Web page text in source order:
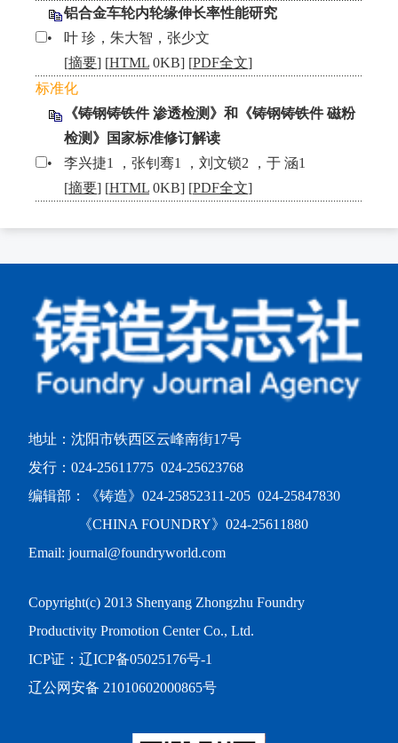
铝合金车轮内轮缘伸长率性能研究
•
叶 珍，朱大智，张少文
[摘要] [HTML 0KB] [PDF全文]
标准化
《铸钢铸铁件 渗透检测》和《铸钢铸铁件 磁粉
检测》国家标准修订解读
•
李兴捷1 ，张钊骞1 ，刘文锁2 ，于 涵1
[摘要] [HTML 0KB] [PDF全文]
地址：沈阳市铁西区云峰南街17号
发行：024-25611775 024-25623768
编辑部：《铸造》024-25852311-205 024-25847830
《CHINA FOUNDRY》024-25611880
Email: journal@foundryworld.com
Copyright(c) 2013 Shenyang Zhongzhu Foundry
Productivity Promotion Center Co., Ltd.
ICP证： 辽ICP备05025176号-1
辽公网安备 21010602000865号